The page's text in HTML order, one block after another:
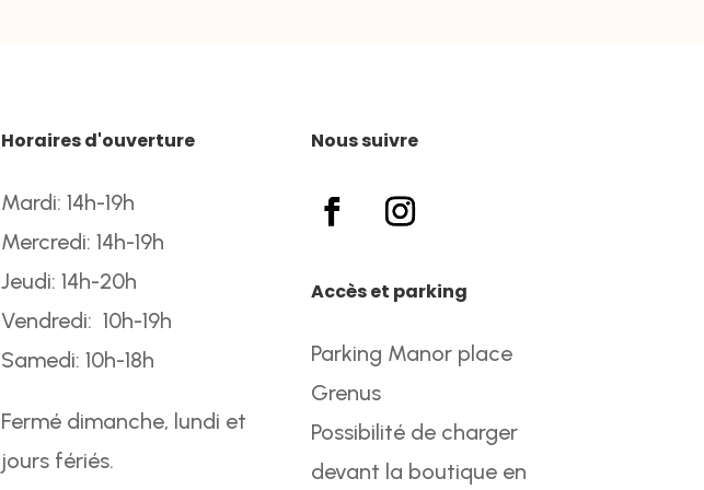
Horaires d'ouverture
Mardi: 14h-19h
Mercredi: 14h-19h
Jeudi: 14h-20h
Vendredi: 10h-19h
Samedi: 10h-18h
Fermé dimanche, lundi et
jours fériés.
Nous suivre
Accès et parking
Parking Manor place
Grenus
Possibilité de charger
devant la boutique en